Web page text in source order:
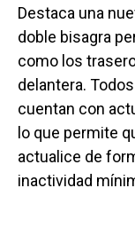
Destaca una
doble bisagra
como los
delantera.
cuentan con
lo que permite
actualice de
inactividad